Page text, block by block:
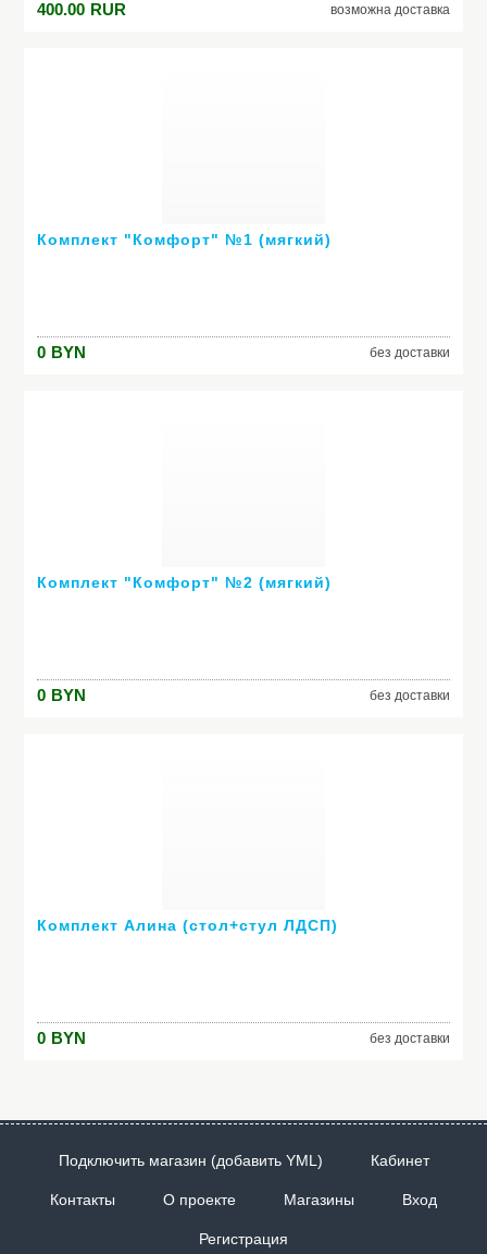
400.00 RUR возможна доставка
Комплект "Комфорт" №1 (мягкий)
0 BYN без доставки
Комплект "Комфорт" №2 (мягкий)
0 BYN без доставки
Комплект Алина (стол+стул ЛДСП)
0 BYN без доставки
Подключить магазин (добавить YML) Кабинет
Контакты О проекте Магазины Вход
Регистрация